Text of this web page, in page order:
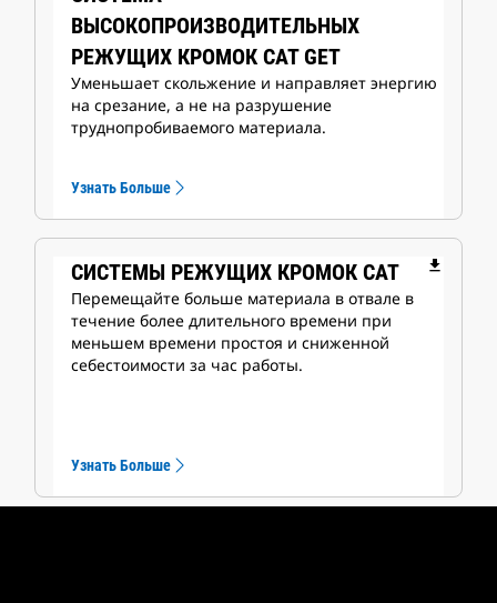
ВЫСОКОПРОИЗВОДИТЕЛЬНЫХ
РЕЖУЩИХ КРОМОК CAT GET
Уменьшает скольжение и направляет энергию
на срезание, а не на разрушение
труднопробиваемого материала.
Узнать Больше
СИСТЕМЫ РЕЖУЩИХ КРОМОК CAT file_download
Перемещайте больше материала в отвале в
течение более длительного времени при
меньшем времени простоя и сниженной
себестоимости за час работы.
Узнать Больше